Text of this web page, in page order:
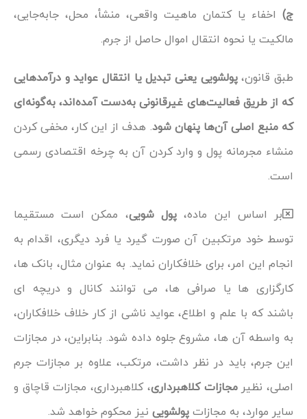
ج)اخفاء یا کتمان ماهیت واقعی، منشأ، محل، جابه‌جایی،
مالکیت یا نحوه انتقال اموال حاصل از جرم.
طبق قانون،پولشویی یعنی تبدیل یا انتقال عواید و درآمدهایی
که از طریق فعالیت‌های غیرقانونی به‌دست آمده‌اند، به‌گونه‌ای
که منبع اصلی آن‌ها پنهان شود. هدف از این کار، مخفی کردن
منشاء مجرمانه پول و وارد کردن آن به چرخه اقتصادی رسمی
است.
بر اساس این ماده، پول شویی، ممکن است مستقیما
توسط خود مرتکبین آن صورت گیرد یا فرد دیگری، اقدام به
انجام این امر، برای خلافکاران نماید. به عنوان مثال، بانک ها،
کارگزاری ها یا صرافی ها، می توانند کانال و دریچه ای
باشند که با علم و اطلاع، عواید ناشی از کار خلاف خلافکاران،
به واسطه آن ها، مشروع جلوه داده شود. بنابراین، در مجازات
این جرم، باید در نظر داشت، مرتکب، علاوه بر مجازات جرم
اصلی، نظیرمجازات کلاهبرداری، کلاهبرداری، مجازات قاچاق و
سایر موارد، به مجازاتپولشویینیز محکوم خواهد شد.